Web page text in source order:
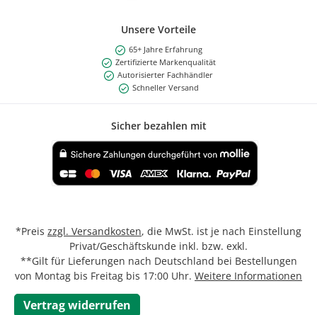
Unsere Vorteile
65+ Jahre Erfahrung
Zertifizierte Markenqualität
Autorisierter Fachhändler
Schneller Versand
Sicher bezahlen mit
*Preis zzgl. Versandkosten, die MwSt. ist je nach Einstellung
Privat/Geschäftskunde inkl. bzw. exkl.
**Gilt für Lieferungen nach Deutschland bei Bestellungen
von Montag bis Freitag bis 17:00 Uhr. Weitere Informationen
Vertrag widerrufen